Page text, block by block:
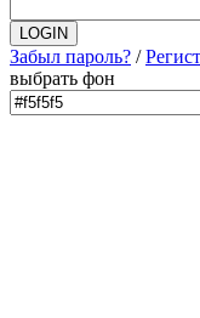
Забыл пароль? /
выбрать фон